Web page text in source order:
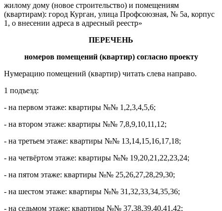
жилому дому (новое строительство) и помещениям
(квартирам): город Курган, улица Профсоюзная, № 5а, корпус
1, о внесении адреса в адресный реестр»
ПЕРЕЧЕНЬ
номеров помещений (квартир) согласно проекту
Нумерацию помещений (квартир) читать слева направо.
1 подъезд:
- на первом этаже: квартиры №№ 1,2,3,4,5,6;
- на втором этаже: квартиры №№ 7,8,9,10,11,12;
- на третьем этаже: квартиры №№ 13,14,15,16,17,18;
- на четвёртом этаже: квартиры №№ 19,20,21,22,23,24;
- на пятом этаже: квартиры №№ 25,26,27,28,29,30;
- на шестом этаже: квартиры №№ 31,32,33,34,35,36;
- на седьмом этаже: квартиры №№ 37,38,39,40,41,42;